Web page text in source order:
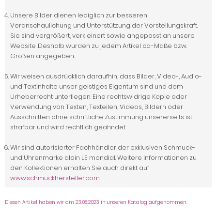
Unsere Bilder dienen lediglich zur besseren
Veranschaulichung und Unterstützung der Vorstellungskraft.
Sie sind vergrößert, verkleinert sowie angepasst an unsere
Website. Deshalb wurden zu jedem Artikel ca.-Maße bzw.
Größen angegeben.
Wir weisen ausdrücklich daraufhin, dass Bilder, Video-, Audio-
und Textinhalte unser geistiges Eigentum sind und dem
Urheberrecht unterliegen. Eine rechtswidrige Kopie oder
Verwendung von Texten, Texteilen, Videos, Bildern oder
Ausschnitten ohne schriftliche Zustimmung unsererseits ist
strafbar und wird rechtlich geahndet.
Wir sind autorisierter Fachhändler der exklusiven Schmuck-
und Uhrenmarke alain LE mondial. Weitere Informationen zu
den Kollektionen erhalten Sie auch direkt auf
www.schmuckhersteller.com
Diesen Artikel haben wir am 23.08.2023 in unseren Katalog aufgenommen.